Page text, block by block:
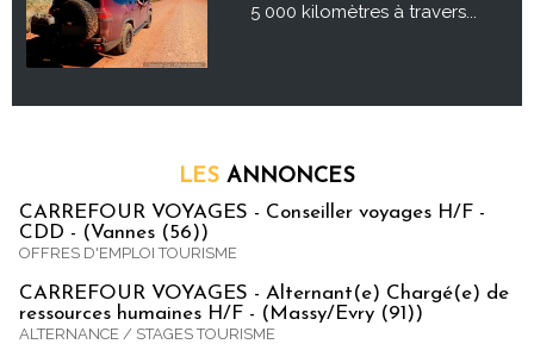
5 000 kilomètres à travers...
LES ANNONCES
CARREFOUR VOYAGES - Conseiller voyages H/F -
CDD - (Vannes (56))
OFFRES D'EMPLOI TOURISME
CARREFOUR VOYAGES - Alternant(e) Chargé(e) de
ressources humaines H/F - (Massy/Evry (91))
ALTERNANCE / STAGES TOURISME